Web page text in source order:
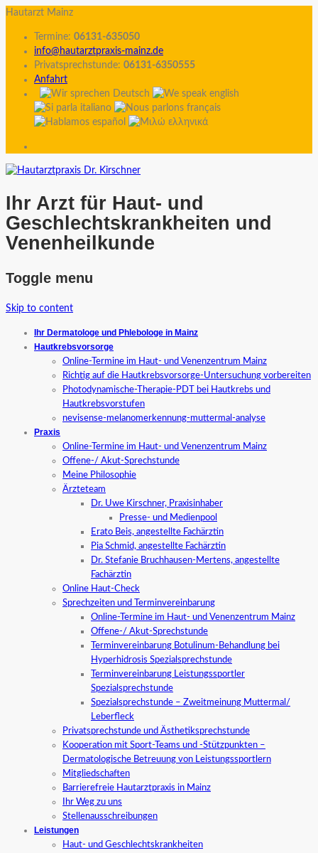
Hautarzt Mainz
Termine: 06131-635050
info@hautarztpraxis-mainz.de
Privatsprechstunde: 06131-6350555
Anfahrt
Ihr Arzt für Haut- und
Geschlechtskrankheiten und
Venenheilkunde
Toggle menu
Skip to content
Ihr Dermatologe und Phlebologe in Mainz
Hautkrebsvorsorge
Online-Termine im Haut- und Venenzentrum Mainz
Richtig auf die Hautkrebsvorsorge-Untersuchung vorbereiten
Photodynamische-Therapie-PDT bei Hautkrebs und
Hautkrebsvorstufen
nevisense-melanomerkennung-muttermal-analyse
Praxis
Online-Termine im Haut- und Venenzentrum Mainz
Offene-/ Akut-Sprechstunde
Meine Philosophie
Ärzteteam
Dr. Uwe Kirschner, Praxisinhaber
Presse- und Medienpool
Erato Beis, angestellte Fachärztin
Pia Schmid, angestellte Fachärztin
Dr. Stefanie Bruchhausen-Mertens, angestellte
Fachärztin
Online Haut-Check
Sprechzeiten und Terminvereinbarung
Online-Termine im Haut- und Venenzentrum Mainz
Offene-/ Akut-Sprechstunde
Terminvereinbarung Botulinum-Behandlung bei
Hyperhidrosis Spezialsprechstunde
Terminvereinbarung Leistungssportler
Spezialsprechstunde
Spezialsprechstunde – Zweitmeinung Muttermal/
Leberfleck
Privatsprechstunde und Ästhetiksprechstunde
Kooperation mit Sport-Teams und -Stützpunkten –
Dermatologische Betreuung von Leistungssportlern
Mitgliedschaften
Barrierefreie Hautarztpraxis in Mainz
Ihr Weg zu uns
Stellenausschreibungen
Leistungen
Haut- und Geschlechtskrankheiten